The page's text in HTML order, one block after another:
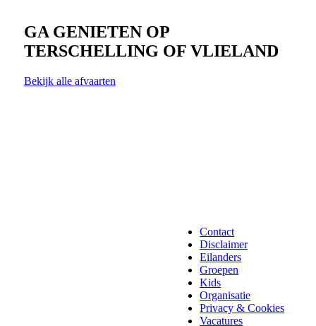
GA GENIETEN OP
TERSCHELLING OF VLIELAND
Bekijk alle afvaarten
Contact
Disclaimer
Eilanders
Groepen
Kids
Organisatie
Privacy & Cookies
Vacatures